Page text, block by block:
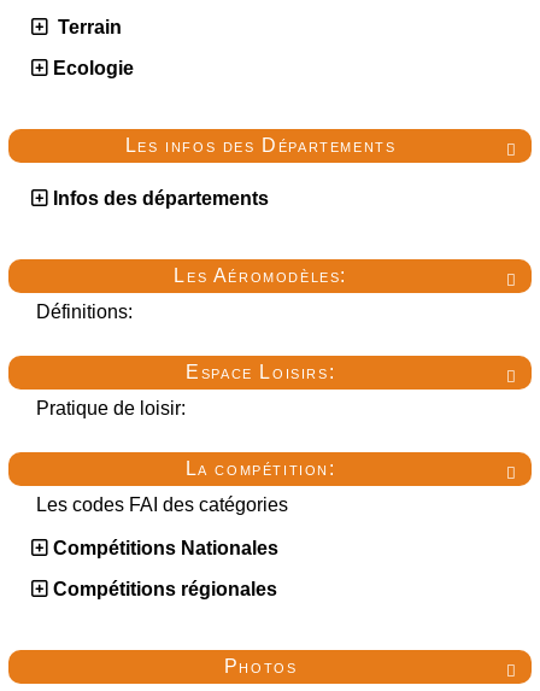
Terrain
Ecologie

Les infos des Départements
Infos des départements

Les Aéromodèles:
Définitions:

Espace Loisirs:
Pratique de loisir:

La compétition:
Les codes FAI des catégories
Compétitions Nationales
Compétitions régionales

Photos